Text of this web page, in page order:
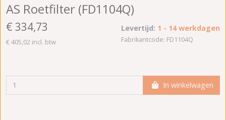
AS Roetfilter (FD1104Q)
€ 334,73
€ 405,02 incl. btw
Levertijd: 1 - 14 werkdagen
Fabrikantcode: FD1104Q
In winkelwagen